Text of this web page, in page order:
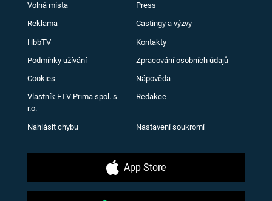
Volná místa Press
Reklama Castingy a výzvy
HbbTV Kontakty
Podmínky užívání Zpracování osobních údajů
Cookies Nápověda
Vlastník FTV Prima spol. s
r.o.
Redakce
Nahlásit chybu Nastavení soukromí
App Store